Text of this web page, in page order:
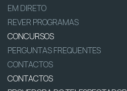
EM DIRETO
REVER PROGRAMAS
CONCURSOS
PERGUNTAS FREQUENTES
CONTACTOS
CONTACTOS